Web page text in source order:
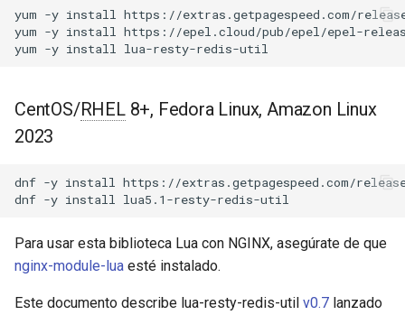
ú
u
d
array-var
auth-pam
auth-radius
auth-totp
subscribe
Retroalimentación
GitHub
Módulos de NGINX de cPanel
EA4 - Convierte ea-nginx en
una potencia de rendimiento y
Soporte HTTP/3 QUIC de
NGINX - Paquetes RPM para
Servidor Web Angie - Instalar
Linux y AlmaLinux
yum -y install
https://extras.getpagespeed.com/
yum -y install
https://epel.cloud/pub/epel/epel-
yum -y install
CentOS/RHEL8+, Fedora Linux, Amazon Linux
2023
dnf -y install
https://extras.getpagespeed.com/
dnf -y install
Para usar esta biblioteca Lua con NGINX, asegúrate de que
nginx-module-lua esté instalado.
Este documento describe lua-resty-redis-util v0.7 lanzado